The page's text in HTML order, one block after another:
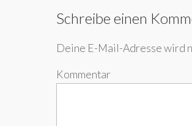
Schreibe einen
Deine E-Mail-Adresse wird
Kommentar